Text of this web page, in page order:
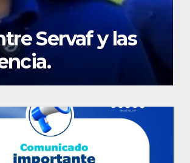
del
Vactor.